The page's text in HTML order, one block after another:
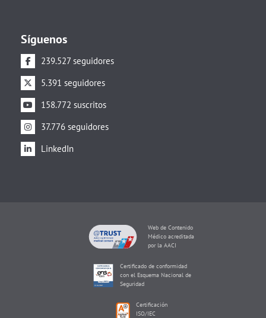
Síguenos
239.527 seguidores
5.391 seguidores
158.772 suscritos
37.776 seguidores
LinkedIn
Web de Contenido
Médico acreditada
por la AACI
Certificado de conformidad
con el Esquema Nacional de
Seguridad
Certificación
ISO/IEC